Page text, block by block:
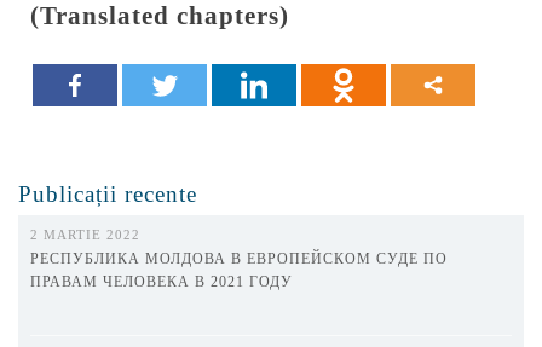
(Translated chapters)
Publicații recente
2 MARTIE 2022
РЕСПУБЛИКА МОЛДОВА В ЕВРОПЕЙСКОМ СУДЕ ПО
ПРАВАМ ЧЕЛОВЕКА В 2021 ГОДУ